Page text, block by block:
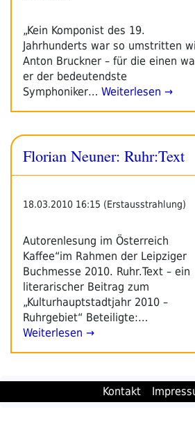
„Kein Komponist des 19.
Jahrhunderts war so umstritten
Anton Bruckner – für die einen
er der bedeutendste
Symphoniker… Weiterlesen →
Florian Neuner: Ruhr:Text
18.03.2010 16:15 (Erstausstrahlung)
Autorenlesung im Österreich
Kaffee“im Rahmen der Leipziger
Buchmesse 2010. Ruhr.Text – ein
literarischer Beitrag zum
„Kulturhauptstadtjahr 2010 –
Ruhrgebiet“ Beteiligte:…
Weiterlesen →
Kontakt